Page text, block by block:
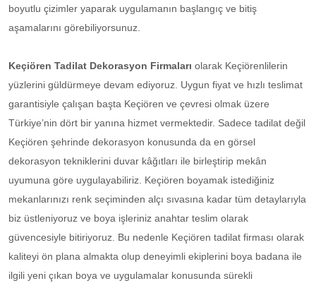
boyutlu çizimler yaparak uygulamanın başlangıç ve bitiş
aşamalarını görebiliyorsunuz.
Keçiören Tadilat Dekorasyon Firmaları olarak Keçiörenlilerin
yüzlerini güldürmeye devam ediyoruz. Uygun fiyat ve hızlı teslimat
garantisiyle çalışan başta Keçiören ve çevresi olmak üzere
Türkiye’nin dört bir yanına hizmet vermektedir. Sadece tadilat değil
Keçiören şehrinde dekorasyon konusunda da en görsel
dekorasyon tekniklerini duvar kâğıtları ile birleştirip mekân
uyumuna göre uygulayabiliriz. Keçiören boyamak istediğiniz
mekanlarınızı renk seçiminden alçı sıvasına kadar tüm detaylarıyla
biz üstleniyoruz ve boya işleriniz anahtar teslim olarak
güvencesiyle bitiriyoruz. Bu nedenle Keçiören tadilat firması olarak
kaliteyi ön plana almakta olup deneyimli ekiplerini boya badana ile
ilgili yeni çıkan boya ve uygulamalar konusunda sürekli